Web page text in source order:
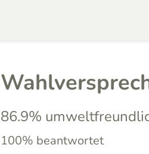
86.9%
100% beantwortet